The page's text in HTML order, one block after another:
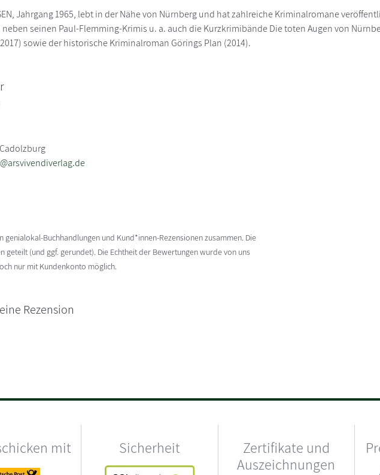
Jahrgang 1965, lebt in der Nähe von Nürnberg und hat zahlreiche Kriminalromane
seinen Paul-Flemming-Krimis u. a. auch die Kurzkrimibände Die toten Augen von
sowie der historische Kriminalroman Görings Plan (2014).
genialokal-Buchhandlungen und Kund*innen-Rezensionen zusammen. Die
geteilt (und ggf. gerundet). Die Echtheit der Bewertungen wurde von uns
nur mit Kundenkonto möglich.
Rezension
mit Sicherheit
Zertifikate und
Auszeichnungen